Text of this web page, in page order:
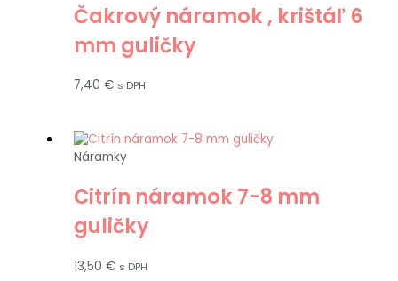
Čakrový náramok , krištáľ 6
mm guličky
7,40 € s DPH
Náramky
Citrín náramok 7-8 mm
guličky
13,50 € s DPH